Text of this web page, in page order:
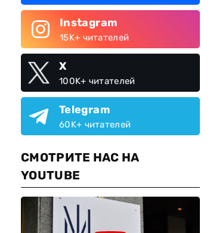
Instagram
15K+ читателей
X
100K+ читателей
Telegram
60K+ читателей
СМОТРИТЕ НАС НА
YOUTUBE